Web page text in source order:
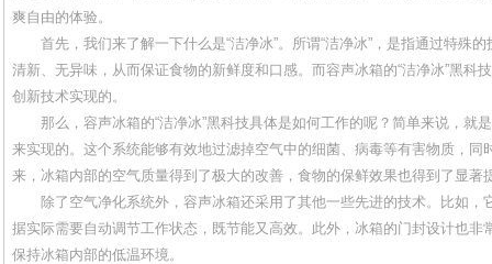
爽自由的体验。
首先，我们来了解一下什么是“洁净冰”。所谓“洁净冰”，是指通过特殊
清新、无异味，从而保证食物的新鲜度和口感。而容声冰箱的“洁净冰”黑科
创新技术实现的。
那么，容声冰箱的“洁净冰”黑科技具体是如何工作的呢？简单来说，就
来实现的。这个系统能够有效地过滤掉空气中的细菌、病毒等有害物质，同
来，冰箱内部的空气质量得到了极大的改善，食物的保鲜效果也得到了显著
除了空气净化系统外，容声冰箱还采用了其他一些先进的技术。比如，
据实际需要自动调节工作状态，既节能又高效。此外，冰箱的门封设计也非
保持冰箱内部的低温环境。